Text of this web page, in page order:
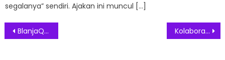
segalanya” sendiri. Ajakan ini muncul […]
Post
BlanjaQue, Pilihan Gaya Belanja Online Masa Kini Kolaborasi Jakarta Smart City dan Start up Kembangkan Inovasi Digital